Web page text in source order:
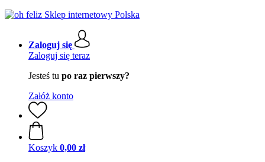
Zaloguj się
Zaloguj się teraz
Jesteś tu po raz pierwszy?
Załóż konto
Koszyk 0,00 zł